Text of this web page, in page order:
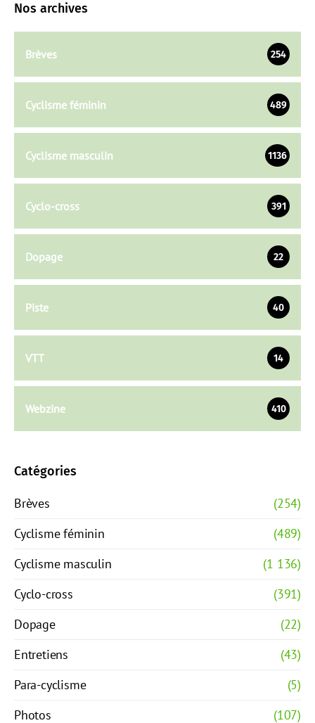
Nos archives
Brèves 254
Cyclisme féminin 489
Cyclisme masculin 1136
Cyclo-cross 391
Dopage 22
Piste 40
VTT 14
Webzine 410
Catégories
Brèves
(254)
Cyclisme féminin
(489)
Cyclisme masculin
(1 136)
Cyclo-cross
(391)
Dopage
(22)
Entretiens
(43)
Para-cyclisme
(5)
Photos
(107)